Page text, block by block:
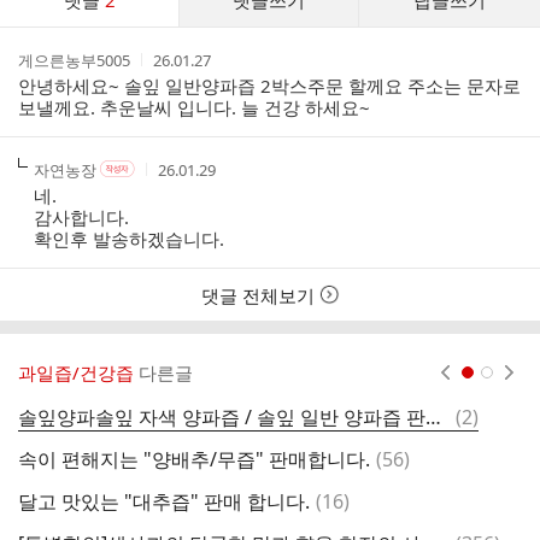
트
작
성
자
게으른농부5005
작
성
시
간
26.01.27
안녕하세요~ 솔잎 일반양파즙 2박스주문 할께요 주소는 문자로
보낼께요. 추운날씨 입니다. 늘 건강 하세요~
작
성
자
자연농장작
자
본
인
여
작
작
간
26.01.29
네.
감사합니다.
확인후 발송하겠습니다.
댓글 전체보기
과일즙/건강즙 다른글
솔잎양파솔잎 자색 양파즙 / 솔잎 일반 양파즙 판매합니다. 댓
글
(2)
속이 편해지는 "양배추/무즙" 판매합니다. 댓
(56)
달고 맛있는 "대추즙" 판매 합니다. 댓
(16)